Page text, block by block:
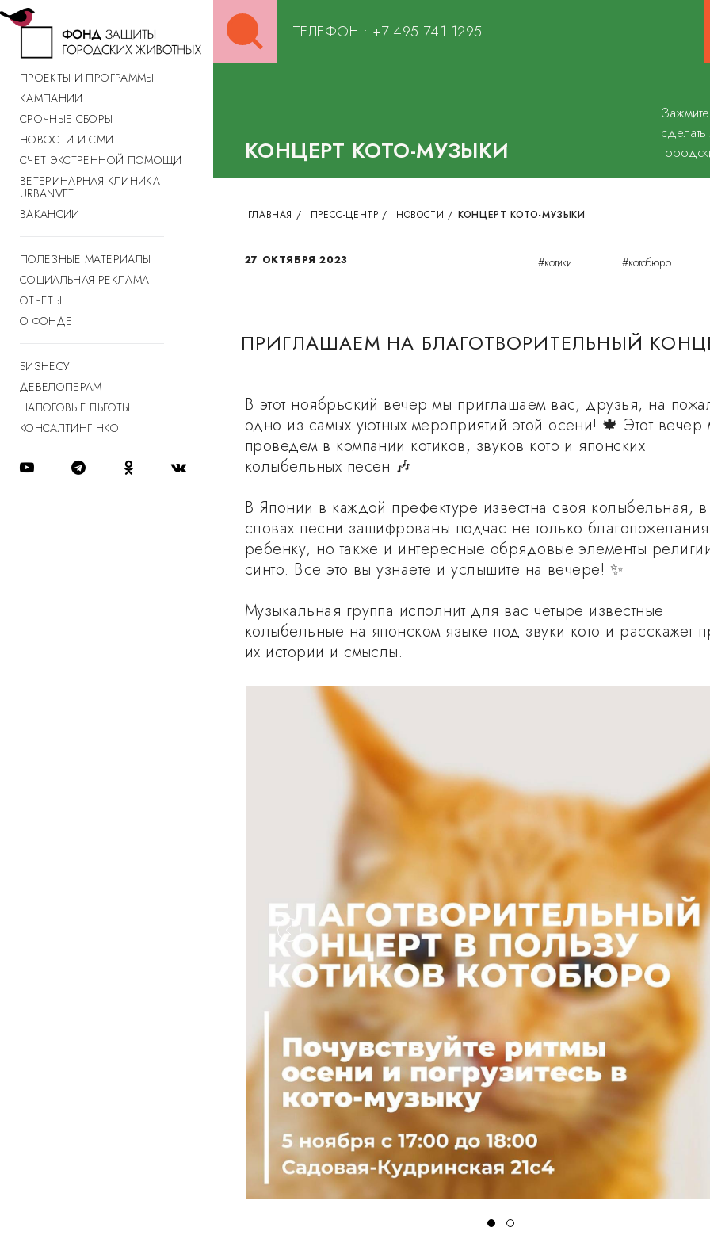
ПРОЕКТЫ И ПРОГРАММЫ
КАМПАНИИ
СРОЧНЫЕ СБОРЫ
НОВОСТИ И СМИ
СЧЕТ ЭКСТРЕННОЙ ПОМОЩИ
ВЕТЕРИНАРНАЯ КЛИНИКА
URBANVET
ВАКАНСИИ
ПОЛЕЗНЫЕ МАТЕРИАЛЫ
СОЦИАЛЬНАЯ РЕКЛАМА
ОТЧЕТЫ
О ФОНДЕ
БИЗНЕСУ
ДЕВЕЛОПЕРАМ
НАЛОГОВЫЕ ЛЬГОТЫ
КОНСАЛТИНГ НКО
for:
ТЕЛЕФОН : +7 495 741 1295
КОНЦЕРТ КОТО-МУЗЫКИ
ГЛАВНАЯ / ПРЕСС-ЦЕНТР / НОВОСТИ / КОНЦЕРТ КОТО-МУЗЫКИ
27 ОКТЯБРЯ 2023 #котики #котобюро
ПРИГЛАШАЕМ НА БЛАГОТВОРИТЕЛЬНЫЙ
В этот ноябрьский вечер мы приглашаем вас, друзья, на
одно из самых уютных мероприятий этой осени! 🍁 Этот вечер
проведем в компании котиков, звуков кото и японских
колыбельных песен 🎶
В Японии в каждой префектуре известна своя колыбельная, в
словах песни зашифрованы подчас не только благопожелания
ребенку, но также и интересные обрядовые элементы
синто. Все это вы узнаете и услышите на вечере! ✨
Музыкальная группа исполнит для вас четыре известные
колыбельные на японском языке под звуки кото и расскажет
их истории и смыслы.